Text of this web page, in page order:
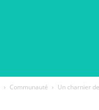
Communauté Un charnier